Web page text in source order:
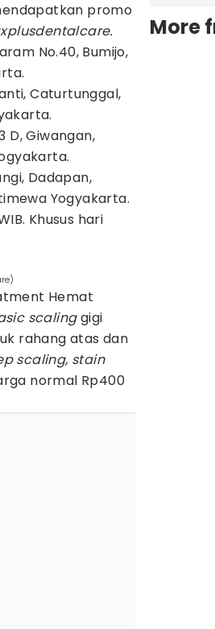
promo
No.40, Bumijo,
Caturtunggal,
D, Giwangan,
Dadapan,
Yogyakarta.
Khusus hari
Hemat
scalinggigi
rahang atas dan
scaling, stain
normal Rp400
More